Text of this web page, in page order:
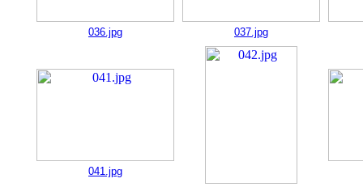
036.jpg 037.jpg
041.jpg